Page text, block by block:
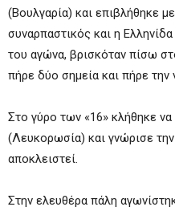
(Βουλγαρία) και επιβλήθηκε
συναρπαστικός και η
του αγώνα, βρισκόταν πίσω
πήρε δύο σημεία και πήρε την
Στο γύρο των «16» κλήθηκε να
(Λευκορωσία) και γνώρισε
αποκλειστεί.
Στην ελευθέρα πάλη